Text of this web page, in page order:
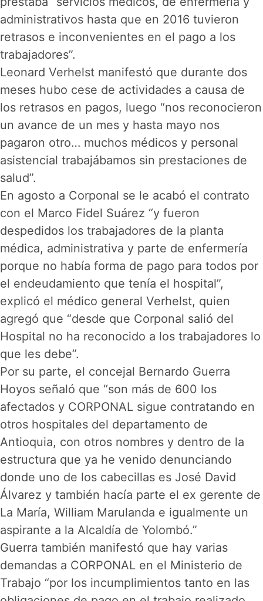
administrativos hasta que en 2016 tuvieron
retrasos e inconvenientes en el pago a los
trabajadores”.
Leonard Verhelst manifestó que durante dos
meses hubo cese de actividades a causa de
los retrasos en pagos, luego “nos reconocieron
un avance de un mes y hasta mayo nos
pagaron otro… muchos médicos y personal
asistencial trabajábamos sin prestaciones de
salud”.
En agosto a Corponal se le acabó el contrato
con el Marco Fidel Suárez “y fueron
despedidos los trabajadores de la planta
médica, administrativa y parte de enfermería
porque no había forma de pago para todos por
el endeudamiento que tenía el hospital”,
explicó el médico general Verhelst, quien
agregó que “desde que Corponal salió del
Hospital no ha reconocido a los trabajadores lo
que les debe”.
Por su parte, el concejal Bernardo Guerra
Hoyos señaló que “son más de 600 los
afectados y CORPONAL sigue contratando en
otros hospitales del departamento de
Antioquia, con otros nombres y dentro de la
estructura que ya he venido denunciando
donde uno de los cabecillas es José David
Álvarez y también hacía parte el ex gerente de
La María, William Marulanda e igualmente un
aspirante a la Alcaldía de Yolombó.”
Guerra también manifestó que hay varias
demandas a CORPONAL en el Ministerio de
Trabajo “por los incumplimientos tanto en las